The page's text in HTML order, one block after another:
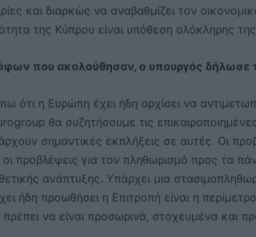
και διαρκώς να αναβαθμίζει τον
της Κύπρου είναι υπόθεση ολόκληρης
που ακολούθησαν, ο υπουργός δήλωσε
ότι η Ευρώπη έχει ήδη αρχίσει να
θα συζητήσουμε τις
σημαντικές εκπλήξεις σε αυτές. Οι
προβλέψεις για τον πληθωρισμό προς τα
ανάπτυξης. Υπάρχει μια
ήδη προωθήσει η Επιτροπή είναι η
να είναι προσωρινά, στοχευμένα και